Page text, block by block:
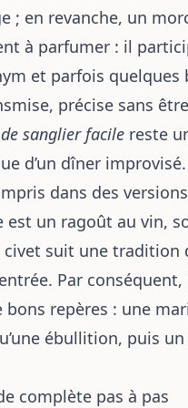
; en revanche, un
à parfumer : il
et parfois quelques
précise sans
sanglier facile reste
d’un dîner improvisé.
dans des
un ragoût au vin,
civet suit une tradition
Par
repères : une
ébullition, puis
complète pas à pas